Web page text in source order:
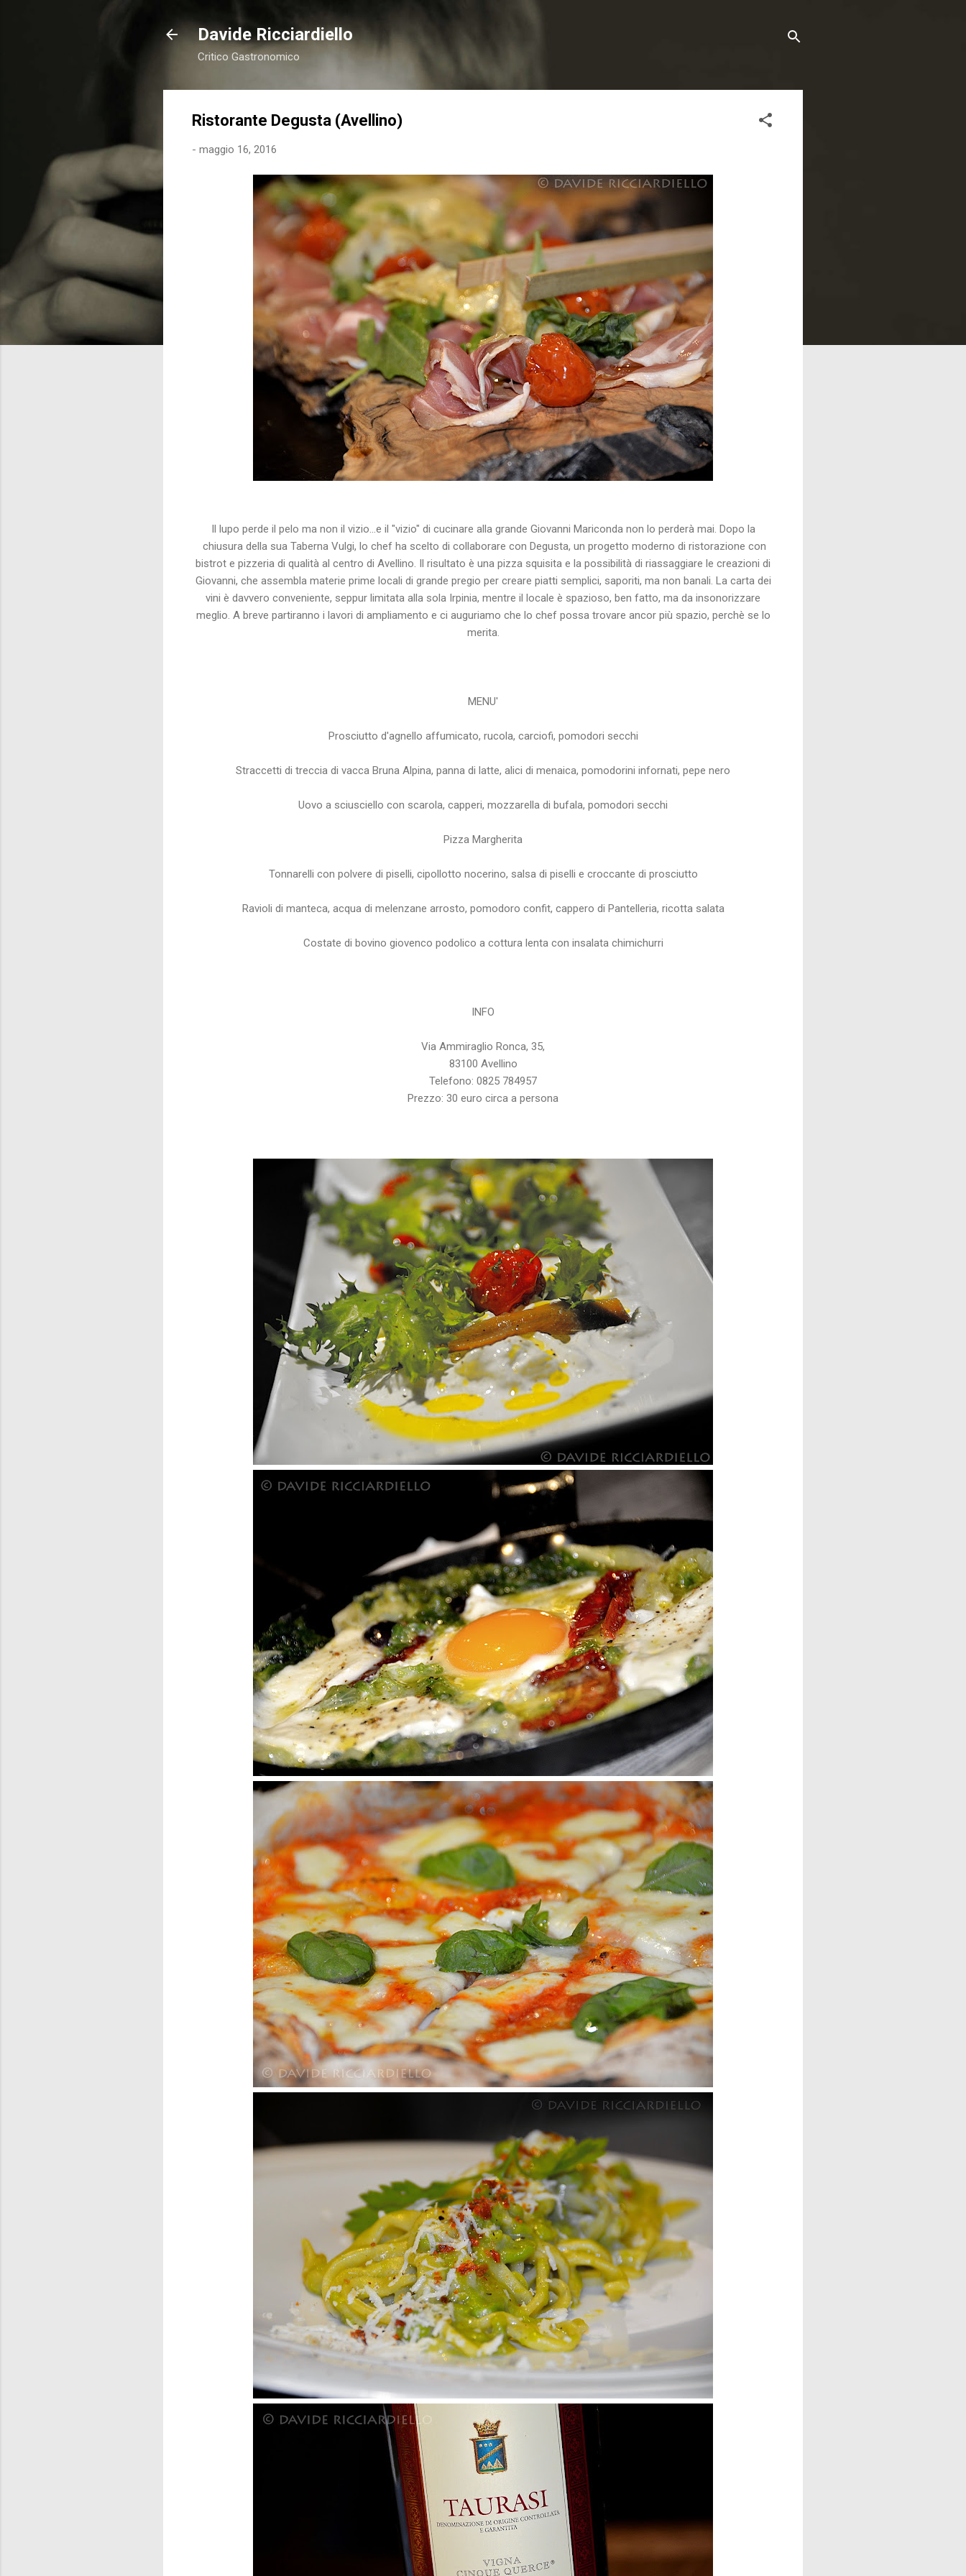
Davide Ricciardiello
Critico Gastronomico
Ristorante Degusta (Avellino)
- maggio 16, 2016
Il lupo perde il pelo ma non il vizio...e il "vizio" di cucinare alla grande Giovanni Mariconda non lo perderà mai. Dopo la
chiusura della sua Taberna Vulgi, lo chef ha scelto di collaborare con Degusta, un progetto moderno di ristorazione con
bistrot e pizzeria di qualità al centro di Avellino. Il risultato è una pizza squisita e la possibilità di riassaggiare le creazioni di
Giovanni, che assembla materie prime locali di grande pregio per creare piatti semplici, saporiti, ma non banali. La carta dei
vini è davvero conveniente, seppur limitata alla sola Irpinia, mentre il locale è spazioso, ben fatto, ma da insonorizzare
meglio. A breve partiranno i lavori di ampliamento e ci auguriamo che lo chef possa trovare ancor più spazio, perchè se lo
merita.
MENU'
Prosciutto d'agnello affumicato, rucola, carciofi, pomodori secchi
Straccetti di treccia di vacca Bruna Alpina, panna di latte, alici di menaica, pomodorini infornati, pepe nero
Uovo a sciusciello con scarola, capperi, mozzarella di bufala, pomodori secchi
Pizza Margherita
Tonnarelli con polvere di piselli, cipollotto nocerino, salsa di piselli e croccante di prosciutto
Ravioli di manteca, acqua di melenzane arrosto, pomodoro confit, cappero di Pantelleria, ricotta salata
Costate di bovino giovenco podolico a cottura lenta con insalata chimichurri
INFO
Via Ammiraglio Ronca, 35,
83100 Avellino
Telefono: 0825 784957
Prezzo: 30 euro circa a persona